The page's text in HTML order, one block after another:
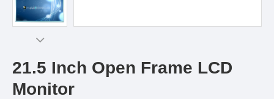
21.5 Inch Open Frame LCD
Monitor